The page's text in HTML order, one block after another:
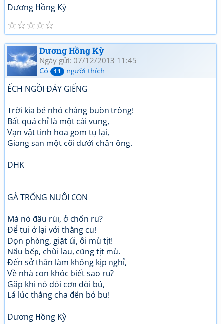
Dương Hồng Kỳ
☆
☆
☆
☆
☆
Dương Hồng Kỳ
Ngày gửi: 07/12/2013 11:45
Có
11 người thích
ẾCH NGỒI ĐÁY GIẾNG
Trời kia bé nhỏ chẳng buồn trông!
Bất quá chỉ là một cái vung,
Vạn vật tinh hoa gom tụ lại,
Giang san một cõi dưới chân ông.
DHK
GÀ TRỐNG NUÔI CON
Má nó đâu rùi, ở chốn ru?
Để tui ở lại với thằng cu!
Dọn phòng, giặt ủi, ôi mù tịt!
Nấu bếp, chùi lau, cũng tịt mù.
Đến sở thân làm không kịp nghỉ,
Về nhà con khóc biết sao ru?
Gặp khi nó đói cơn đòi bú,
Lá lúc thằng cha đến bỏ bu!
Dương Hồng Kỳ